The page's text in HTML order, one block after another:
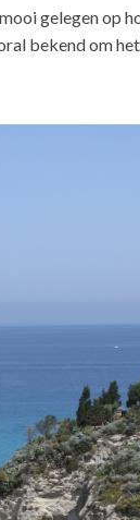
gelegen
bekend om